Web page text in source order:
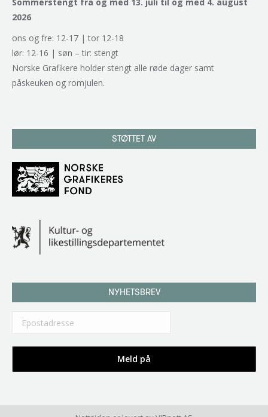
Sommerstengt fra og med 13. juli til og med 4. august
2026
ons og fre: 12-17 | tor 12-18
lør: 12-16 | søn – tir: stengt
Norske Grafikere holder stengt alle røde dager samt
påskeuken og romjulen.
STØTTET AV
NYHETSBREV